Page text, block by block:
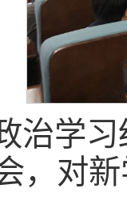
治学
，对